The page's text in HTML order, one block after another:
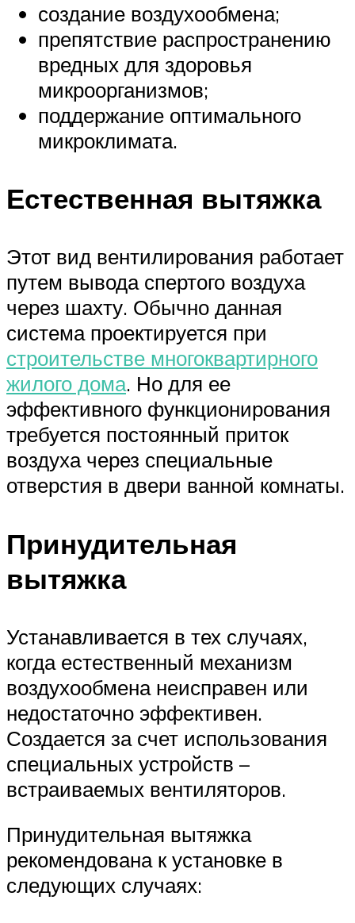
создание воздухообмена;
препятствие распространению
вредных для здоровья
микроорганизмов;
поддержание оптимального
микроклимата.
Естественная вытяжка
Этот вид вентилирования работает
путем вывода спертого воздуха
через шахту. Обычно данная
система проектируется при
строительстве многоквартирного
жилого дома. Но для ее
эффективного функционирования
требуется постоянный приток
воздуха через специальные
отверстия в двери ванной комнаты.
Принудительная
вытяжка
Устанавливается в тех случаях,
когда естественный механизм
воздухообмена неисправен или
недостаточно эффективен.
Создается за счет использования
специальных устройств –
встраиваемых вентиляторов.
Принудительная вытяжка
рекомендована к установке в
следующих случаях: